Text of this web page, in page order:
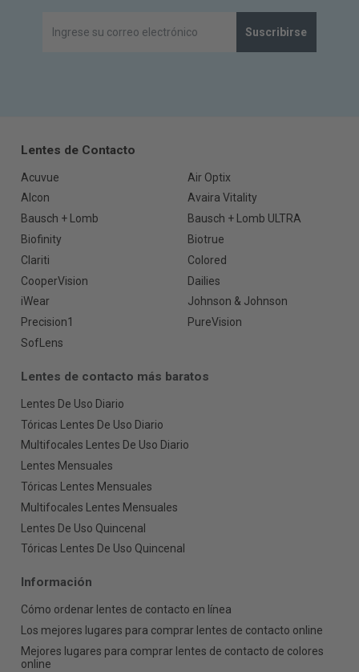
Suscribirse
Lentes de Contacto
Acuvue
Air Optix
Alcon
Avaira Vitality
Bausch + Lomb
Bausch + Lomb ULTRA
Biofinity
Biotrue
Clariti
Colored
CooperVision
Dailies
iWear
Johnson & Johnson
Precision1
PureVision
SofLens
Lentes de contacto más baratos
Lentes De Uso Diario
Tóricas Lentes De Uso Diario
Multifocales Lentes De Uso Diario
Lentes Mensuales
Tóricas Lentes Mensuales
Multifocales Lentes Mensuales
Lentes De Uso Quincenal
Tóricas Lentes De Uso Quincenal
Información
Cómo ordenar lentes de contacto en línea
Los mejores lugares para comprar lentes de contacto online
Mejores lugares para comprar lentes de contacto de colores
online